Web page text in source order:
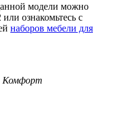
модели можно
ознакомьтесь с
наборов мебели для
Комфорт